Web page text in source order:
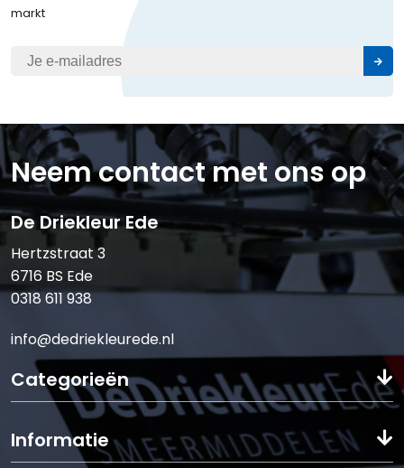
markt
Neem contact met ons op
De Driekleur Ede
Hertzstraat 3
6716 BS Ede
0318 611 938
info@dedriekleurede.nl
Categorieën
Informatie